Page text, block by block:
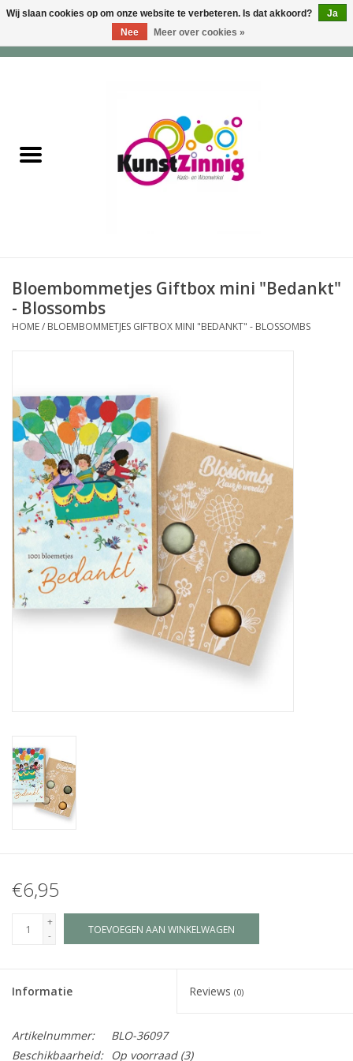
Wonen & Lifestyle
Tassen & Portemonnees
Kinderen
Cadeauboeken
Stationery & Gifts
Sieraden
Hebbedingen
Thee, Koffie & wat Lekkers
Brievenbus Kadootjes
Kadobonnen
Merken
Bloembommetjes Giftbox mini "Bedankt"
- Blossombs
HOME/ BLOEMBOMMETJES GIFTBOX MINI "BEDANKT" - BLOSSOMBS
€6,95
+
-
TOEVOEGEN AAN WINKELWAGEN
Informatie Reviews (0)
Artikelnummer:
BLO-36097
Beschikbaarheid:
Op voorraad(3)
Wij slaan cookies op om onze website te verbeteren. Is dat akkoord?
Ja
Nee
Meer over cookies »